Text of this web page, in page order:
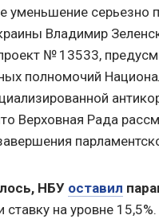
уменьшение серьезно
Владимир
№ 13533,
полномочий
Верховная Рада
НБУ оставил
ставку на уровне